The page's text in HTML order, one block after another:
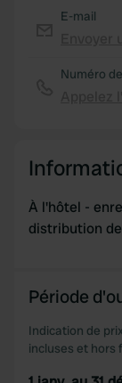
E-mail
Numéro
À l'hôtel -
distribution
Période
Indication de
incluses et hors